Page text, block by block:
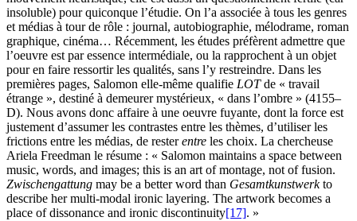
insoluble) pour quiconque l’étudie. On l’a associée à tous les genres
et médias à tour de rôle : journal, autobiographie, mélodrame, roman
graphique, cinéma… Récemment, les études préfèrent admettre que
l’oeuvre est par essence intermédiale, ou la rapprochent à un objet
pour en faire ressortir les qualités, sans l’y restreindre. Dans les
premières pages, Salomon elle-même qualifie LOTde « travail
étrange », destiné à demeurer mystérieux, « dans l’ombre » (4155–
D). Nous avons donc affaire à une oeuvre fuyante, dont la force est
justement d’assumer les contrastes entre les thèmes, d’utiliser les
frictions entre les médias, de resterentre les choix. La chercheuse
Ariela Freedman le résume : « Salomon maintains a space between
music, words, and images; this is an art of montage, not of fusion.
Zwischengattung may be a better word than Gesamtkunstwerkto
describe her multi-modal ironic layering. The artwork becomes a
place of dissonance and ironic discontinuity[17]. »